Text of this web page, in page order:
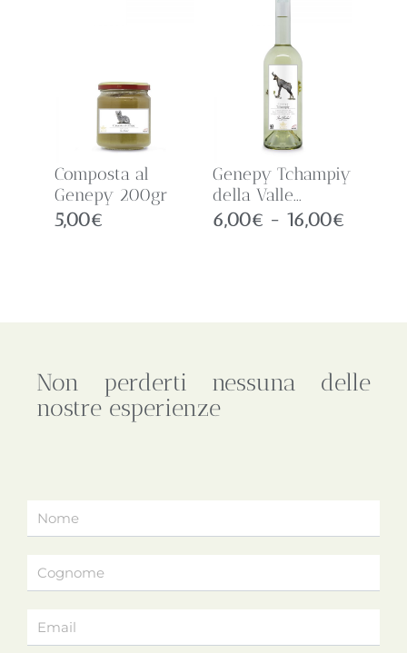
Composta al
Genepy 200gr
5,00€
Genepy Tchampiy
della Valle...
6,00€ - 16,00€
Non perderti nessuna delle
nostre esperienze